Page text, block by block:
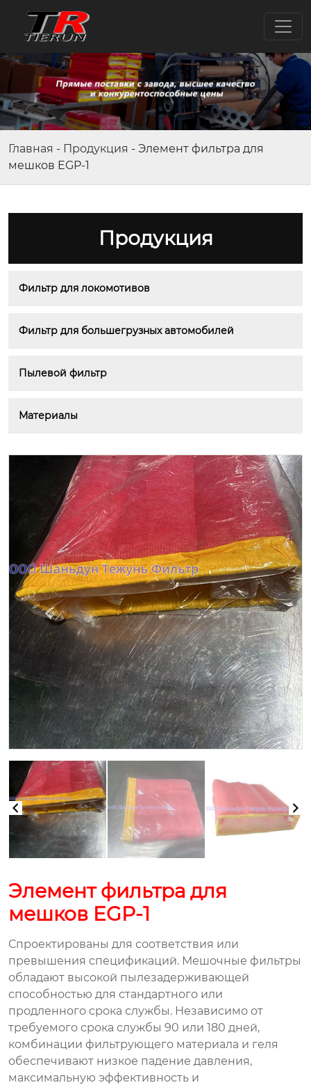
Главная - Продукция - Элемент фильтра для
мешков EGP-1
Продукция
Фильтр для локомотивов
Фильтр для большегрузных автомобилей
Пылевой фильтр
Материалы
Элемент фильтра для
мешков EGP-1
Спроектированы для соответствия или
превышения спецификаций. Мешочные фильтры
обладают высокой пылезадерживающей
способностью для стандартного или
продленного срока службы. Независимо от
требуемого срока службы 90 или 180 дней,
комбинации фильтрующего материала и геля
обеспечивают низкое падение давления,
максимальную эффективность и